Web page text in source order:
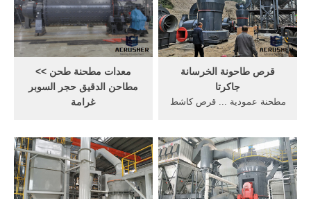
الحجر. . أعرف أكثر. مطحنة
الكرة ديي لطحن الحبوب.
Read More
بعدد 3 طحن الحبوب حجر
>>Chat trituracionprocesar
طواحين خام الحديد لطحن
مطحنة
معدات مطحنة طحن >>
مطاحن الدقيق حجر السوبر
غرامة
مصادر شركات تصنيع مطحنة
الحجر ومطحنة الحجر في
بالمورد مصنع بيع 3 مصغرة
قرص طاحونة الخرسانة
جاكرتا
مطحنة عمودية ... قرص كاشط
لطحن الخرسانة . ٢١٫٠٠ US
ماكينة كهربائية مستديرة أو
مربعة SDS max ماكينة طحن
برأس مطرقة الخرسانة لحفر